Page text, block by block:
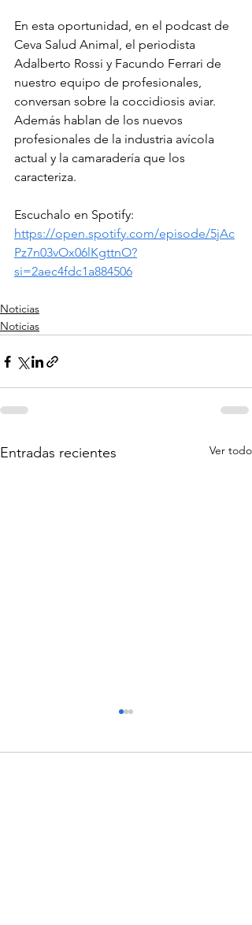
En esta oportunidad, en el podcast de
Ceva Salud Animal, el periodista
Adalberto Rossi y Facundo Ferrari de
nuestro equipo de profesionales,
conversan sobre la coccidiosis aviar.
Además hablan de los nuevos
profesionales de la industria avícola
actual y la camaradería que los
caracteriza.
Escuchalo en Spotify:
https://open.spotify.com/episode/5jAc
Pz7n03vOx06lKgttnO?
si=2aec4fdc1a884506
Noticias
Noticias
Entradas recientes Ver todo